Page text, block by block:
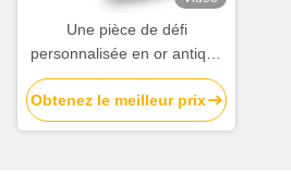
Une pièce de défi
personnalisée en or antique
avec logo 3D en alliage de
zinc pour un usage de
souvenir
Obtenez le meilleur prix